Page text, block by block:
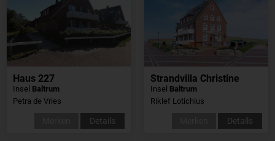
Haus 227
Insel Baltrum
Petra de Vries
Details
Strandvilla Christine
Insel Baltrum
Riklef Lotichius
Details